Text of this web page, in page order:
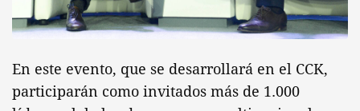
En este evento, que se desarrollará en el CCK,
participarán como invitados más de 1.000